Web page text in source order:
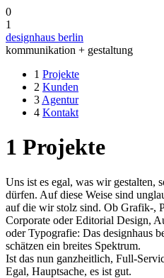
0
1
designhaus berlin
kommunikation + gestaltung
1 Projekte
2 Kunden
3 Agentur
4 Kontakt
1 Projekte
Uns ist es egal, was wir gestalten,
dürfen. Auf diese Weise sind
auf die wir stolz sind. Ob Grafik-,
Corporate oder Editorial Design,
oder Typografie: Das designhaus
schätzen ein breites Spektrum.
Ist das nun ganzheitlich, Full-
Egal, Hauptsache, es ist gut.